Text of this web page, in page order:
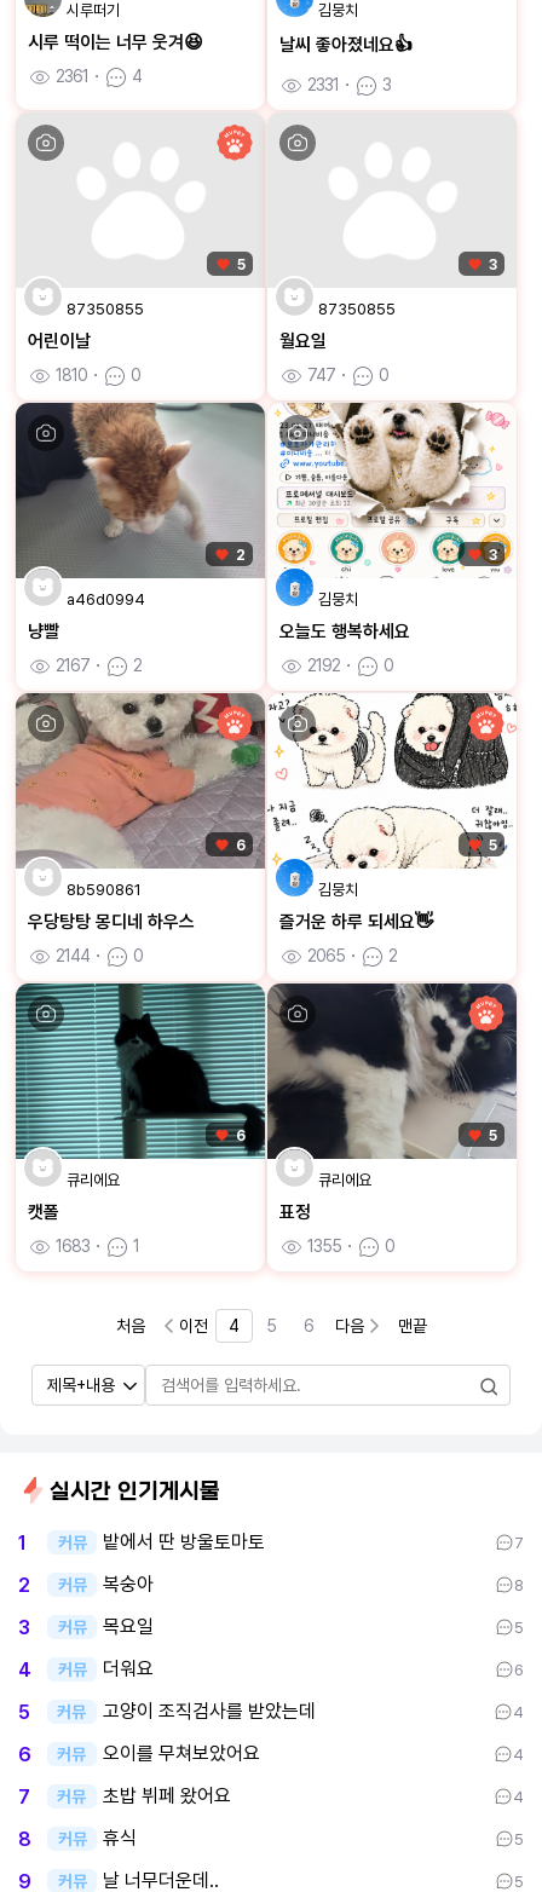
시루떠기
시루 떡이는 너무 웃겨😆
2361 ㆍ 4
김뭉치
날씨 좋아졌네요👍
2331 ㆍ 3
5
87350855
어린이날
1810 ㆍ 0
3
87350855
월요일
747 ㆍ 0
2
a46d0994
냥빨
2167 ㆍ 2
3
김뭉치
오늘도 행복하세요
2192 ㆍ 0
6
8b590861
우당탕탕 몽디네 하우스
2144 ㆍ 0
5
김뭉치
즐거운 하루 되세요👋
2065 ㆍ 2
6
큐리에요
캣폴
1683 ㆍ 1
5
큐리에요
표정
1355 ㆍ 0
처음 이전 4 5 6 다음 맨끝
실시간 인기게시물
1 커뮤 밭에서 딴 방울토마토 7
2 커뮤 복숭아 8
3 커뮤 목요일 5
4 커뮤 더워요 6
5 커뮤 고양이 조직검사를 받았는데 4
6 커뮤 오이를 무쳐보았어요 4
7 커뮤 초밥 뷔페 왔어요 4
8 커뮤 휴식 5
9 커뮤 날 너무더운데.. 5